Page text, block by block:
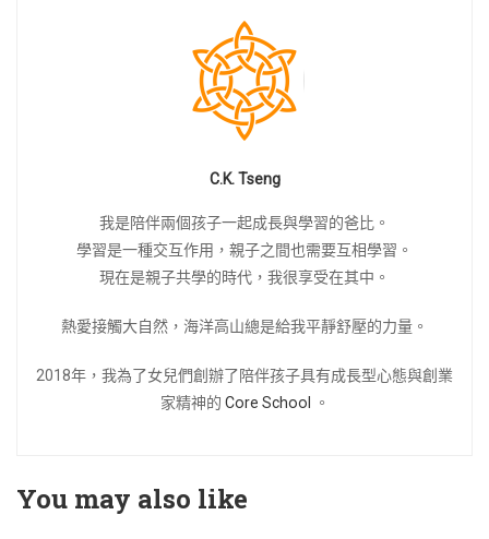
C.K. Tseng
我是陪伴兩個孩子一起成長與學習的爸比。
學習是一種交互作用，親子之間也需要互相學習。
現在是親子共學的時代，我很享受在其中。
熱愛接觸大自然，海洋高山總是給我平靜舒壓的力量。
2018年，我為了女兒們創辦了陪伴孩子具有成長型心態與創業
家精神的 Core School 。
You may also like